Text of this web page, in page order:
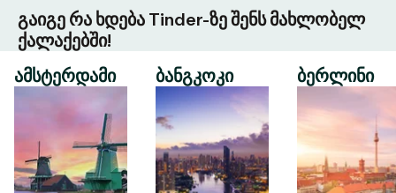
გაიგე რა ხდება Tinder-ზე შენს მახლობელ
ქალაქებში!
ამსტერდამი
ბანგკოკი ბერლინი